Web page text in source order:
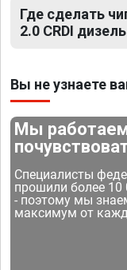
Где сделать
2.0 CRDI
Вы не узнаете
Мы
Специалисты
прошили более 10
- поэтому мы
максимум от